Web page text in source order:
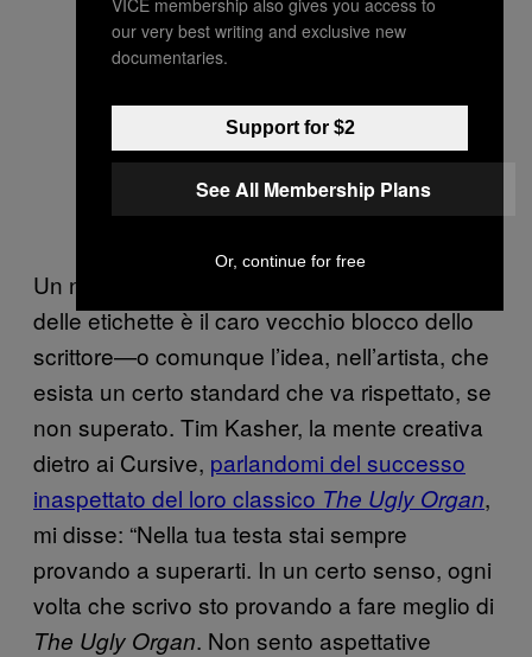
Un noto effetto delle alte aspettative dei fan e
delle etichette è il caro vecchio blocco dello
scrittore—o comunque l’idea, nell’artista, che
esista un certo standard che va rispettato, se
non superato. Tim Kasher, la mente creativa
dietro ai Cursive, parlandomi del successo
inaspettato del loro classico The Ugly Organ,
mi disse: “Nella tua testa stai sempre
provando a superarti. In un certo senso, ogni
volta che scrivo sto provando a fare meglio di
The Ugly Organ. Non sento aspettative
our very best writing and exclusive new
documentaries.
Support for $2
See All Membership Plans
Or, continue for free